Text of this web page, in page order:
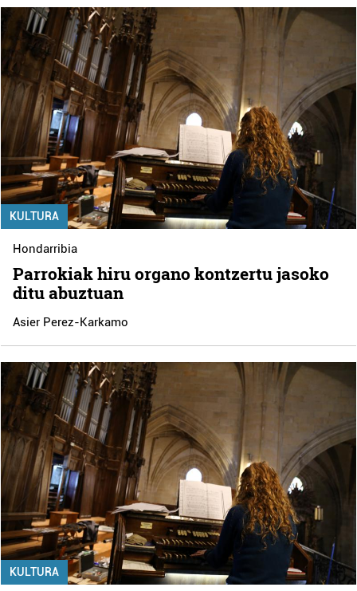
KULTURA
Hondarribia
Parrokiak hiru organo kontzertu jasoko
ditu abuztuan
Asier Perez-Karkamo
KULTURA